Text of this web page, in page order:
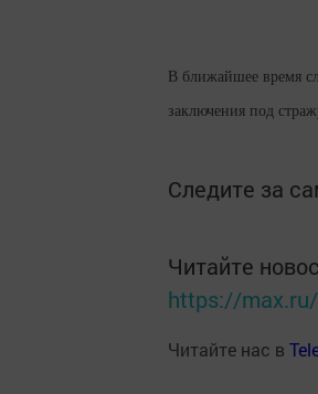
В ближайшее время
заключения под
Следите за
Читайте
https://
Читайте нас в